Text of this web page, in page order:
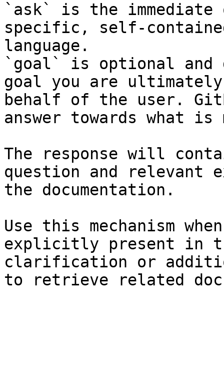
`ask` is the
specific, self-
language.
`goal` is optional and
goal you are
behalf of the user.
answer towards what
The response will
question and relevant
the documentation.
Use this mechanism
explicitly present in
clarification or